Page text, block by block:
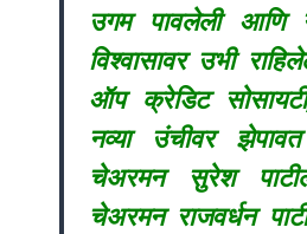
उगम पावलेली आणि
विश्वासावर उभी
ऑप क्रेडिट
नव्या उंचीवर
चेअरमन सुरेश
चेअरमन राजवर्धन